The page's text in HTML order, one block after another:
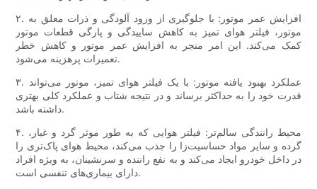
۲. افزایش عمر موتور: با جلوگیری از ورود آلودگی و ذرات معلق به
موتور، فیلتر هوای تمیز به کاهش ساییدگی و پارگی قطعات موتور
کمک می‌کند. این امر منجر به افزایش عمر موتور و کاهش خطر
تعمیرات پرهزینه می‌شود.
۳. عملکرد بهبود یافته موتور: با یک فیلتر هوای تمیز، موتور می‌تواند
قدرت خود را به حداکثر برساند و در نتیجه شتاب و عملکرد کلی بهتری
داشته باشد.
۴. محیط رانندگی سالم‌تر: فیلتر هوایی که به طور موثر گرد و غبار،
گرده و سایر مواد حساسیت‌زا را جذب می‌کند، محیط هوای پاک‌تری را
در داخل خودرو ایجاد می‌کند و به نفع راننده و سرنشینان، به ویژه افراد
دارای بیماری‌های تنفسی است.